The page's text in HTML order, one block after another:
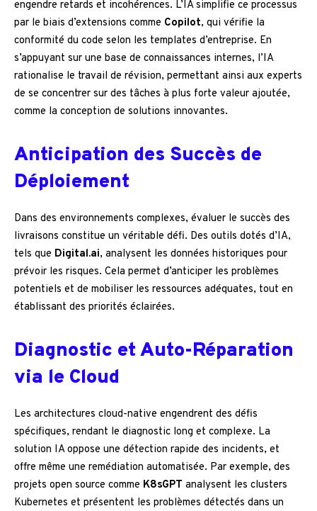
engendre retards et incohérences. L’IA simplifie ce processus
par le biais d’extensions comme Copilot, qui vérifie la
conformité du code selon les templates d’entreprise. En
s’appuyant sur une base de connaissances internes, l’IA
rationalise le travail de révision, permettant ainsi aux experts
de se concentrer sur des tâches à plus forte valeur ajoutée,
comme la conception de solutions innovantes.
Anticipation des Succès de
Déploiement
Dans des environnements complexes, évaluer le succès des
livraisons constitue un véritable défi. Des outils dotés d’IA,
tels que Digital.ai, analysent les données historiques pour
prévoir les risques. Cela permet d’anticiper les problèmes
potentiels et de mobiliser les ressources adéquates, tout en
établissant des priorités éclairées.
Diagnostic et Auto-Réparation
via le Cloud
Les architectures cloud-native engendrent des défis
spécifiques, rendant le diagnostic long et complexe. La
solution IA oppose une détection rapide des incidents, et
offre même une remédiation automatisée. Par exemple, des
projets open source comme K8sGPT analysent les clusters
Kubernetes et présentent les problèmes détectés dans un